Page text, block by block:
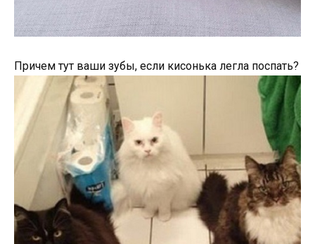
Причем тут ваши зубы, если кисонька легла поспать?